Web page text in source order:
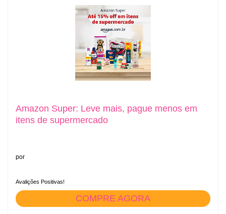
Amazon Super: Leve mais, pague menos em
itens de supermercado
por
Avalições Positivas!
COMPRE AGORA